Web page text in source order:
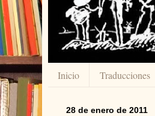
Inicio Traducciones
28 de enero de 2011